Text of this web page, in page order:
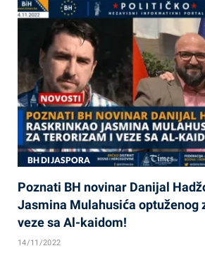
BH DIJASPORA
Poznati BH novinar Danijal
Jasmina Mulahusića optuženog
veze sa Al-kaidom!
14/11/2022